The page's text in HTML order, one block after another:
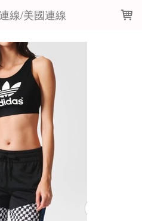
線/美國連線